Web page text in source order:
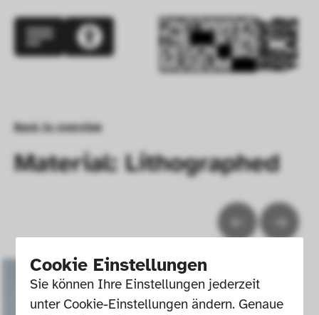
Cookie Einstellungen
Sie können Ihre Einstellungen jederzeit
unter Cookie-Einstellungen ändern. Genaue
Back to overview
Material: Lithographed